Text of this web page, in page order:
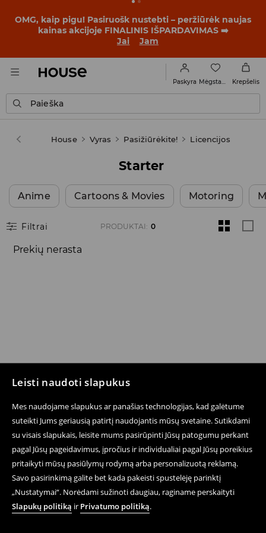
Leisti naudoti slapukus
Mes naudojame slapukus ar panašias technologijas, kad galėtume
suteikti Jums geriausią patirtį naudojantis mūsų svetaine. Sutikdami
su visais slapukais, leisite mums pasirūpinti Jūsų patogumu perkant
pagal Jūsų pageidavimus, įpročius ir individualiai pagal Jūsų poreikius
pritaikyti mūsų pasiūlymų rodymą arba personalizuotą reklamą.
Savo pasirinkimą galite bet kada pakeisti spustelėję parinktį
„Nustatymai“. Norėdami sužinoti daugiau, raginame perskaityti
Slapukų politiką ir Privatumo politiką.
OMG, kaip pigu! Pasiruošk nustebti – peržiūrėk naujas
kainas akcijoje FINALINIS IŠPARDAVIMAS ➡️
Jai
Jam
Paskyra Krepšelis
Paieška
House Vyras Pasižiūrėkite! Licencijos
Starter
Anime Cartoons & Movies Motoring
Filtrai PRODUKTAI : 0
Prekių nerasta
Sekite mus
Pagalba ir Kontaktai
E-parduotuvė